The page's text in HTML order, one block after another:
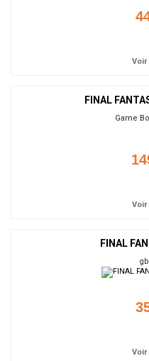
FINAL
Game
FINAL